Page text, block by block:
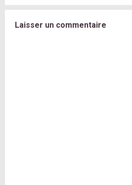
Laisser un commentaire